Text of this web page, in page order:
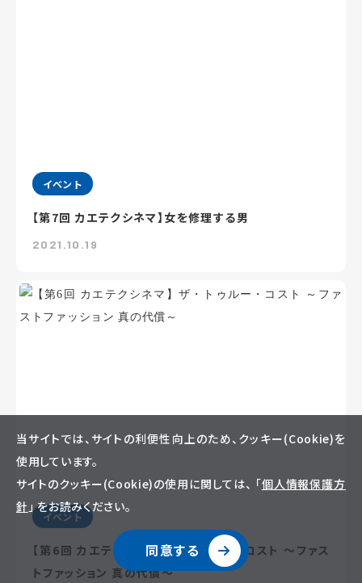
イベント
【第7回 カエテクシネマ】女を修理する男
2021.10.19
イベント
【第6回 カエテクシネマ】ザ・トゥルー・コスト ～ファス
トファッション 真の代償～
当サイトでは、サイトの利便性向上のため、クッキー(Cookie)を
使用しています。
サイトのクッキー(Cookie)の使用に関しては、 「個人情報保護方
針」 をお読みください。
同意する